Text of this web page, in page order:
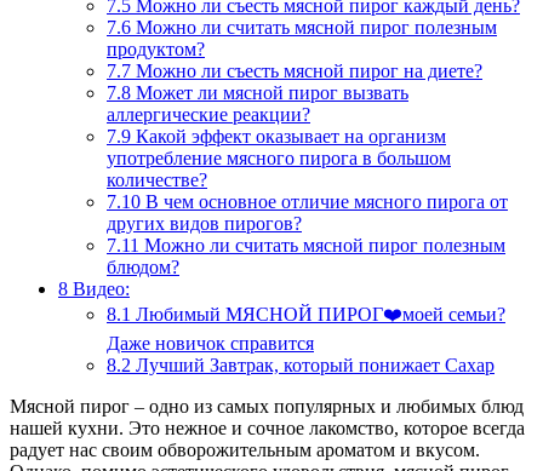
7.5 Можно ли съесть мясной пирог каждый день?
7.6 Можно ли считать мясной пирог полезным
продуктом?
7.7 Можно ли съесть мясной пирог на диете?
7.8 Может ли мясной пирог вызвать
аллергические реакции?
7.9 Какой эффект оказывает на организм
употребление мясного пирога в большом
количестве?
7.10 В чем основное отличие мясного пирога от
других видов пирогов?
7.11 Можно ли считать мясной пирог полезным
блюдом?
8 Видео:
8.1 Любимый МЯСНОЙ ПИРОГ❤️моей семьи?
Даже новичок справится
8.2 Лучший Завтрак, который понижает Сахар
Мясной пирог – одно из самых популярных и любимых блюд
нашей кухни. Это нежное и сочное лакомство, которое всегда
радует нас своим обворожительным ароматом и вкусом.